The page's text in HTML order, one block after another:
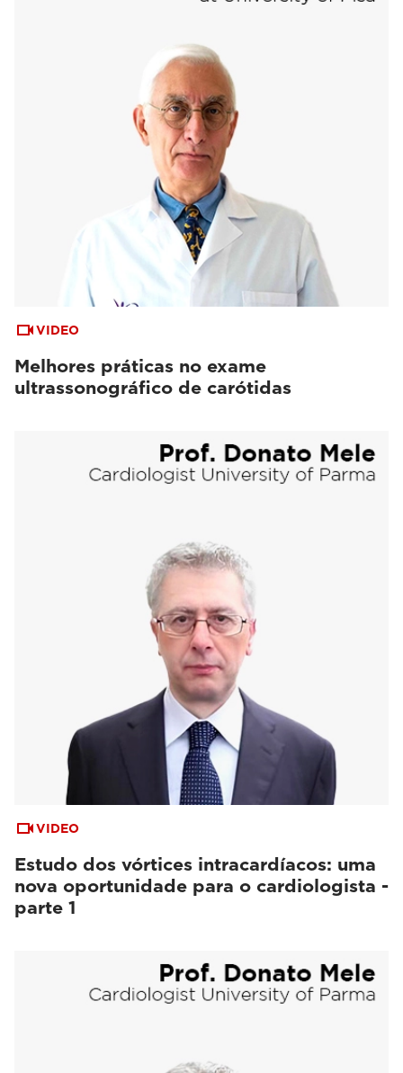
VIDEO
Melhores práticas no exame
ultrassonográfico de carótidas
VIDEO
Estudo dos vórtices intracardíacos: uma
nova oportunidade para o cardiologista -
parte 1